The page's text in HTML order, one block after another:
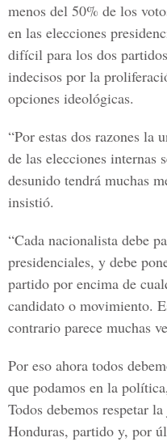
menos del 50% de los
en las elecciones
difícil para los dos
indecisos por la
opciones ideológicas.
“Por estas dos razones la
de las elecciones internas
desunido tendrá muchas
insistió.
“Cada nacionalista debe
presidenciales, y debe
partido por encima de
candidato o movimiento.
contrario parece muchas
Por eso ahora todos
que podamos en la
Todos debemos respetar
Honduras, partido y, por